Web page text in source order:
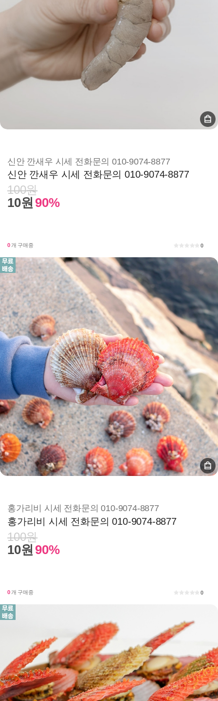
신안 깐새우 시세 전화문의 010-9074-8877
신안 깐새우 시세 전화문의 010-9074-8877
100원
10원 90%
0 개 구매중 0
홍가리비 시세 전화문의 010-9074-8877
홍가리비 시세 전화문의 010-9074-8877
100원
10원 90%
0 개 구매중 0